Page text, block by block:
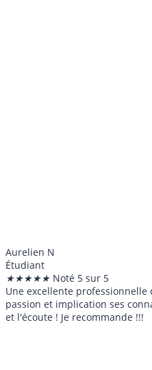
Aurelien N
Étudiant
★★★★★ Noté 5 sur 5
Une excellente
passion et implication ses
et l'écoute ! Je recommande !!!